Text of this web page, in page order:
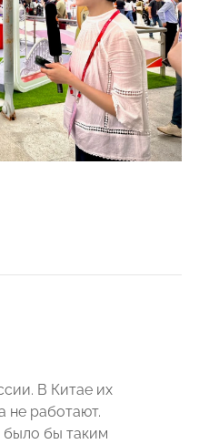
В Китае их
не работают.
было бы таким